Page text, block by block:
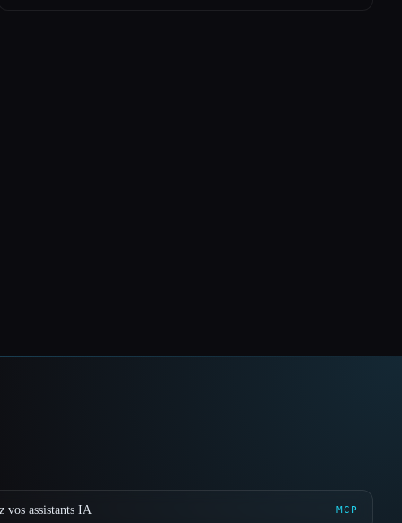
vos assistants IA MCP